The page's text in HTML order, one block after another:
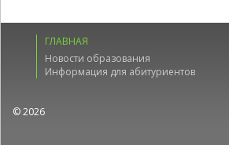
ГЛАВНАЯ
Новости образования
Информация для абитуриентов
© 2026